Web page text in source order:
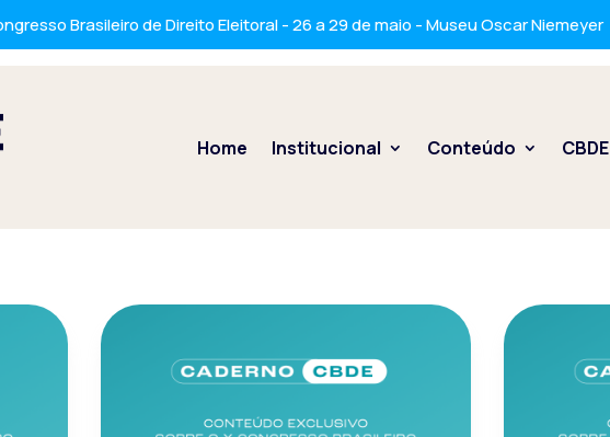
Brasileiro de Direito Eleitoral - 26 a 29 de maio - Museu Oscar Niemeyer
Home Institucional Conteúdo CBDE